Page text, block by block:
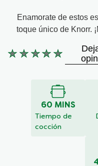
Enamorate de estos
toque único de Knorr.
No
calificaciones
60 MINS
Tiempo de
cocción